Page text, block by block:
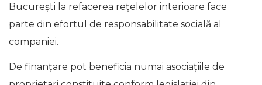
Bucureşti la refacerea rețelelor interioare face
parte din efortul de responsabilitate socială al
companiei.
De finanțare pot beneficia numai asociațiile de